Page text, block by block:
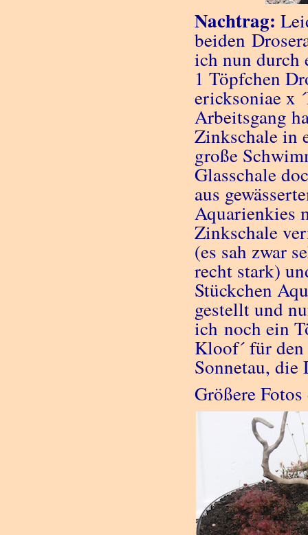
Nachtrag:
beiden
ich nun durch
1 Töpfchen
ericksoniae x
Arbeitsgang
Zinkschale in
große
Glasschale
aus
Aquarienkies
Zinkschale
(es sah zwar
recht stark)
Stückchen
gestellt und
ich noch ein
Kloof´ für
Sonnetau, die
Größere